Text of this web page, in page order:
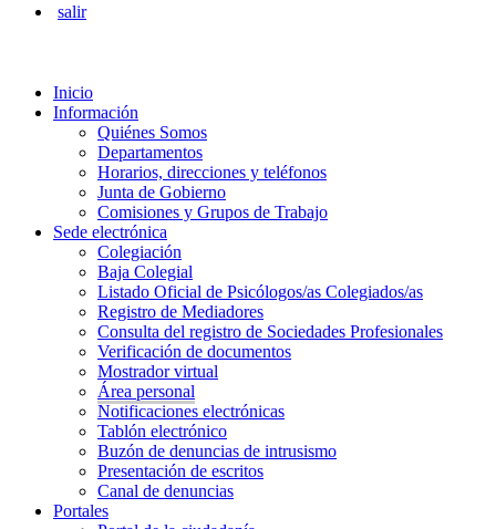
salir
Inicio
Información
Quiénes Somos
Departamentos
Horarios, direcciones y teléfonos
Junta de Gobierno
Comisiones y Grupos de Trabajo
Sede electrónica
Colegiación
Baja Colegial
Listado Oficial de Psicólogos/as Colegiados/as
Registro de Mediadores
Consulta del registro de Sociedades Profesionales
Verificación de documentos
Mostrador virtual
Área personal
Notificaciones electrónicas
Tablón electrónico
Buzón de denuncias de intrusismo
Presentación de escritos
Canal de denuncias
Portales